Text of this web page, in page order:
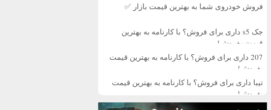
فروش خودروی شما به بهترین قیمت بازار ✅
جک s5 داری برای فروش؟ با کارنامه به بهترین
قیمت بفروش!
207 داری برای فروش؟ با کارنامه به بهترین قیمت
بفروش!
تیبا داری برای فروش؟ با کارنامه به بهترین قیمت
بفروش!